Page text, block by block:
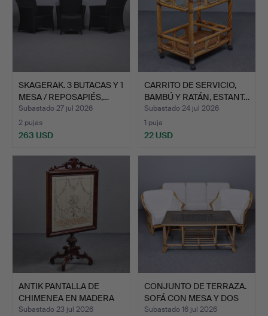
SKAGERAK. 3 BUTACAS Y 1
MESA / REPOSAPIÉS,…
Subastado 27 jul 2026
2 pujas
263 USD
CARRITO DE SERVICIO,
BAMBÚ Y RATÁN, ESTANT…
Subastado 24 jul 2026
1 puja
22 USD
ANTIK PANTALLA DE
CHIMENEA EN MADERA
TALLA…
Subastado 23 jul 2026
CONJUNTO DE TERRAZA.
SOFÁ CON MESA Y DOS
B…
Subastado 16 jul 2026